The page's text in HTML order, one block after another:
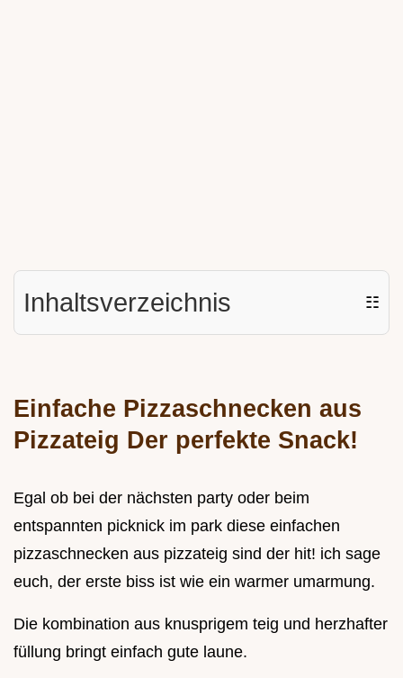
Inhaltsverzeichnis ☷
Einfache Pizzaschnecken aus
Pizzateig Der perfekte Snack!
Egal ob bei der nächsten party oder beim
entspannten picknick im park diese einfachen
pizzaschnecken aus pizzateig sind der hit! ich sage
euch, der erste biss ist wie ein warmer umarmung.
Die kombination aus knusprigem teig und herzhafter
füllung bringt einfach gute laune.